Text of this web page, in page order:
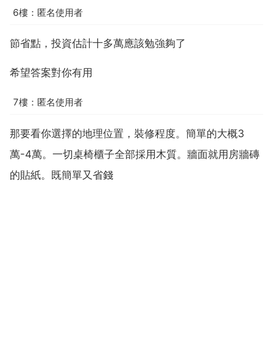
6樓：匿名使用者
節省點，投資估計十多萬應該勉強夠了
希望答案對你有用
7樓：匿名使用者
那要看你選擇的地理位置，裝修程度。簡單的大概3
萬-4萬。一切桌椅櫃子全部採用木質。牆面就用房牆磚
的貼紙。既簡單又省錢